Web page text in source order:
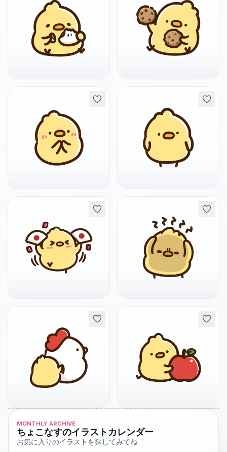
MONTHLY ARCHIVE
ちょこなすのイラストカレンダー
お気に入りのイラストを探してみてね